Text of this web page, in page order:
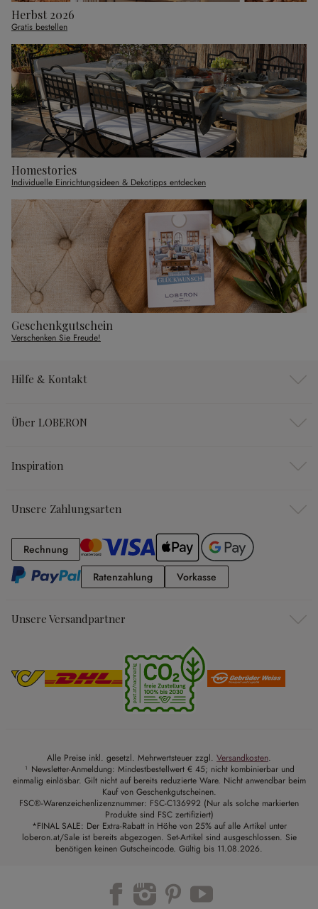
Herbst 2026
Gratis bestellen
Homestories
Individuelle Einrichtungsideen & Dekotipps entdecken
Geschenkgutschein
Verschenken Sie Freude!
Hilfe & Kontakt
Über LOBERON
Inspiration
Unsere Zahlungsarten
RechnungRechnung
RatenzahlungRatenzahlung
Vorkasse
Unsere Versandpartner
Alle Preise inkl. gesetzl. Mehrwertsteuer zzgl. Versandkosten.
¹ Newsletter-Anmeldung: Mindestbestellwert € 45; nicht kombinierbar und
einmalig einlösbar. Gilt nicht auf bereits reduzierte Ware. Nicht anwendbar beim
Kauf von Geschenkgutscheinen.
FSC®-Warenzeichenlizenznummer: FSC-C136992 (Nur als solche markierten
Produkte sind FSC zertifiziert)
*FINAL SALE: Der Extra-Rabatt in Höhe von 25% auf alle Artikel unter
loberon.at/Sale ist bereits abgezogen. Set-Artikel sind ausgeschlossen. Sie
benötigen keinen Gutscheincode. Gültig bis 11.08.2026.